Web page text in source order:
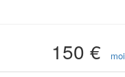
150 €